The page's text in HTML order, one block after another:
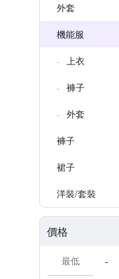
外套
機能服
上衣
褲子
外套
褲子
裙子
洋裝/套裝
價格
-